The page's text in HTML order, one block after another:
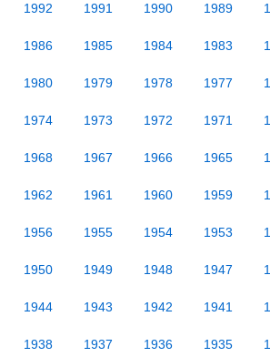
1992 1991 1990 1989
1986 1985 1984 1983
1980 1979 1978 1977
1974 1973 1972 1971
1968 1967 1966 1965
1962 1961 1960 1959
1956 1955 1954 1953
1950 1949 1948 1947
1944 1943 1942 1941
1938 1937 1936 1935